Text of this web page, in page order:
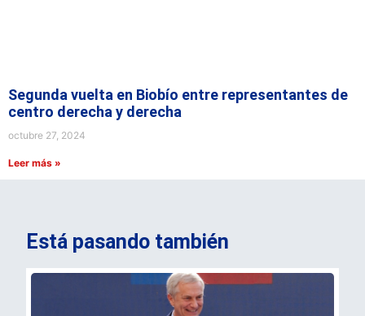
Segunda vuelta en Biobío entre representantes de
centro derecha y derecha
octubre 27, 2024
Leer más »
Está pasando también